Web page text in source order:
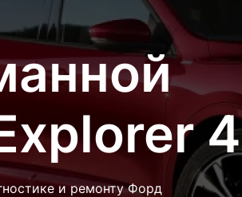
4
и ремонту Форд